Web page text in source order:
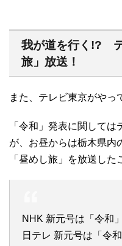
我が道を行く!?
旅」放送！
また、テレビ東京がやっ
「令和」発表に関して
が、お昼からは栃木県内
「昼めし旅」を放送した
NHK 新元号は「令和
日テレ 新元号は「令